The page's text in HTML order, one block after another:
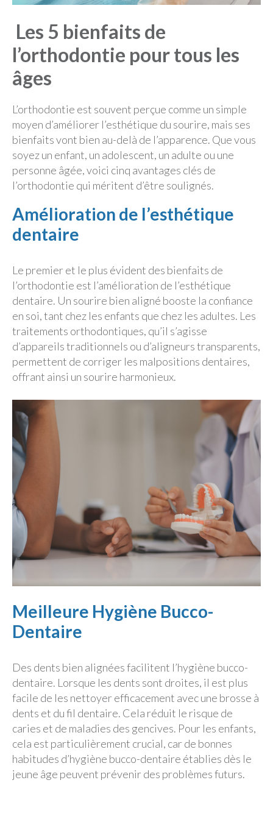
Nous joindre
Politique de confidentialité
Les 5 bienfaits de
l’orthodontie pour tous les
âges
L’orthodontie est souvent perçue comme un simple
moyen d’améliorer l’esthétique du sourire, mais ses
bienfaits vont bien au-delà de l’apparence. Que vous
soyez un enfant, un adolescent, un adulte ou une
personne âgée, voici cinq avantages clés de
l’orthodontie qui méritent d’être soulignés.
Amélioration de l’esthétique
dentaire
Le premier et le plus évident des bienfaits de
l’orthodontie est l’amélioration de l’esthétique
dentaire. Un sourire bien aligné booste la confiance
en soi, tant chez les enfants que chez les adultes. Les
traitements orthodontiques, qu’il s’agisse
d’appareils traditionnels ou d’aligneurs transparents,
permettent de corriger les malpositions dentaires,
offrant ainsi un sourire harmonieux.
Meilleure Hygiène Bucco-
Dentaire
Des dents bien alignées facilitent l’hygiène bucco-
dentaire. Lorsque les dents sont droites, il est plus
facile de les nettoyer efficacement avec une brosse à
dents et du fil dentaire. Cela réduit le risque de
caries et de maladies des gencives. Pour les enfants,
cela est particulièrement crucial, car de bonnes
habitudes d’hygiène bucco-dentaire établies dès le
jeune âge peuvent prévenir des problèmes futurs.